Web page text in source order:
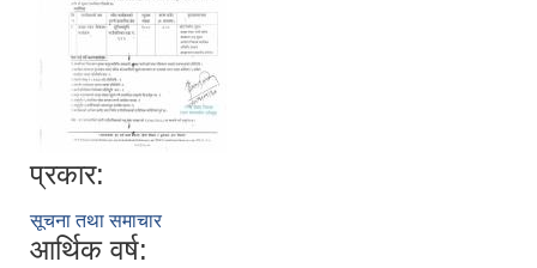
प्रकार:
सूचना तथा समाचार
आर्थिक वर्ष: